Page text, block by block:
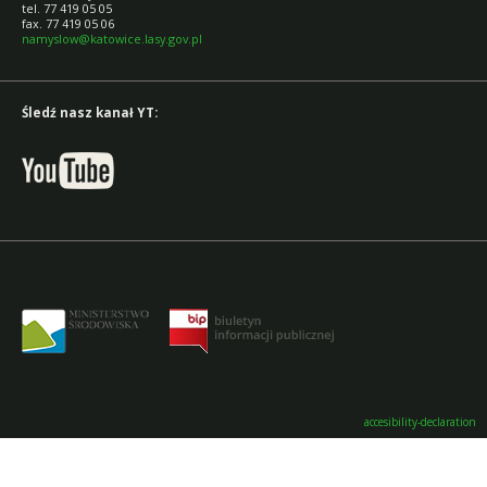
tel. 77 419 05 05
fax. 77 419 05 06
namyslow@katowice.lasy.gov.pl
Śledź nasz kanał YT:
accesibility-declaration